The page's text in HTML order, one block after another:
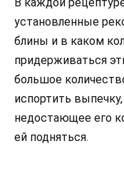
установленные
блины и в каком
придерживаться
большое
испортить
недостающее его
ей подняться.